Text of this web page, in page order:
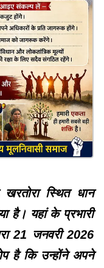
स्थित धान
है। यहां के प्रभारी
21 जनवरी 2026
है कि उन्होंने अपने